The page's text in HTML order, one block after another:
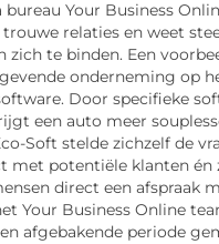
bureau Your Business
relaties en weet
zich te binden. Een
onderneming op
Door specifieke
een auto meer
Soft stelde zichzelf de
met potentiële klanten én
direct een afspraak
Your Business Online
afgebakende periode